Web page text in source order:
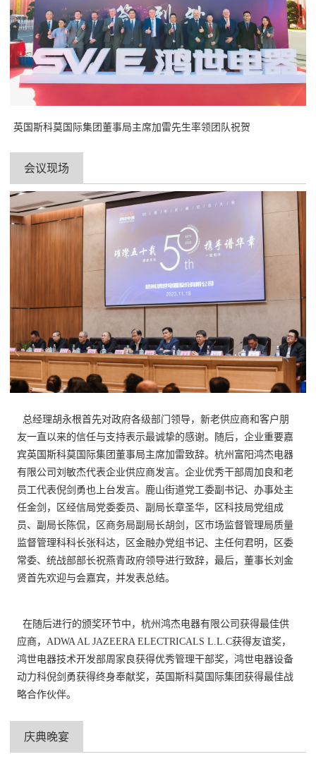
英国斯科莫国际集团董事局主席加雷先生率领团队祝贺
会议现场
总经理胡永根首先对政府各级部门领导，新老供应商和客户朋
友一直以来的信任与支持表示最诚挚的感谢。随后，企业重要嘉
宾英国斯科莫国际集团董事局主席加雷致辞。杭州富阳鸿杰电器
有限公司刘敏杰代表企业供应商发言。企业优秀干部周加良和老
员工代表倪剑勇也上台发言。 鹿山街道党工委副书记、办事处主
任金剑，
区经信局党委委员、副局长章圣华，
区科技局党组成
员、副局长陈侃，
区商务局副局长胡剑，
区市场监督管理局质量
监督管理科科长张科达，
区金融办党组书记、主任何君明，
区委
常委、统战部部长祝燕青政府领导进行致辞，最后，董事长刘金
贤首先欢迎与会嘉宾，并发表总结。
在随后进行的颁奖环节中，杭州鸿杰电器有限公司获得最佳供
应商， ADWA AL JAZEERA ELECTRICALS L.L.C获得友谊奖，
鸿世电器技术开发部周家良获得优秀管理干部奖，鸿世电器设备
动力科倪剑勇获得终身奉献奖，英国斯科莫国际集团获得最佳战
略合作伙伴。
庆典晚宴